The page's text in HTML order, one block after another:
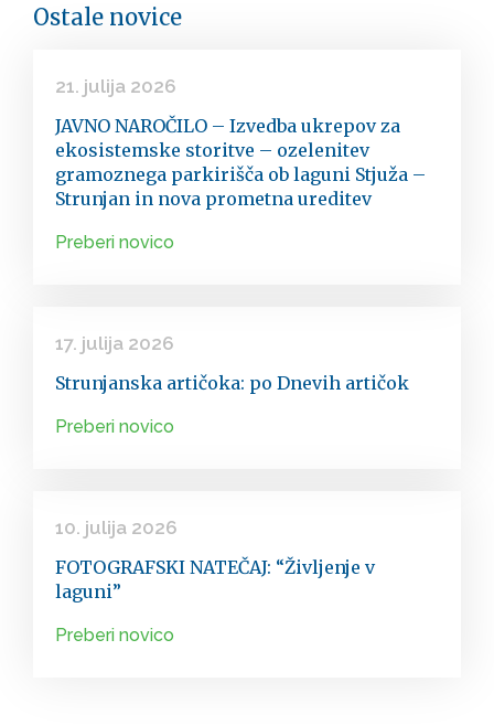
Ostale novice
21. julija 2026
JAVNO NAROČILO – Izvedba ukrepov za
ekosistemske storitve – ozelenitev
gramoznega parkirišča ob laguni Stjuža –
Strunjan in nova prometna ureditev
Preberi novico
17. julija 2026
Strunjanska artičoka: po Dnevih artičok
Preberi novico
10. julija 2026
FOTOGRAFSKI NATEČAJ: “Življenje v
laguni”
Preberi novico